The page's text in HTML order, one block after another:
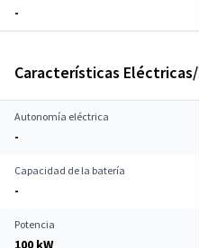
-
Características
Autonomía eléctrica
-
Capacidad de la batería
-
Potencia
100 kW